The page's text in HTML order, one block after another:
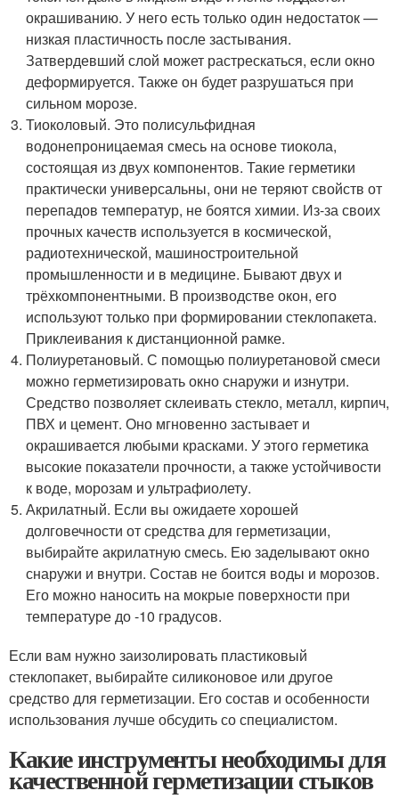
окрашиванию. У него есть только один недостаток —
низкая пластичность после застывания.
Затвердевший слой может растрескаться, если окно
деформируется. Также он будет разрушаться при
сильном морозе.
Тиоколовый. Это полисульфидная
водонепроницаемая смесь на основе тиокола,
состоящая из двух компонентов. Такие герметики
практически универсальны, они не теряют свойств от
перепадов температур, не боятся химии. Из-за своих
прочных качеств используется в космической,
радиотехнической, машиностроительной
промышленности и в медицине. Бывают двух и
трёхкомпонентными. В производстве окон, его
используют только при формировании стеклопакета.
Приклеивания к дистанционной рамке.
Полиуретановый. С помощью полиуретановой смеси
можно герметизировать окно снаружи и изнутри.
Средство позволяет склеивать стекло, металл, кирпич,
ПВХ и цемент. Оно мгновенно застывает и
окрашивается любыми красками. У этого герметика
высокие показатели прочности, а также устойчивости
к воде, морозам и ультрафиолету.
Акрилатный. Если вы ожидаете хорошей
долговечности от средства для герметизации,
выбирайте акрилатную смесь. Ею заделывают окно
снаружи и внутри. Состав не боится воды и морозов.
Его можно наносить на мокрые поверхности при
температуре до -10 градусов.
Если вам нужно заизолировать пластиковый
стеклопакет, выбирайте силиконовое или другое
средство для герметизации. Его состав и особенности
использования лучше обсудить со специалистом.
Какие инструменты необходимы для
качественной герметизации стыков